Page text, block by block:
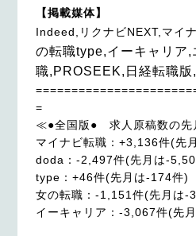
【掲載媒体】
Indeed,リクナビNEXT,マイ
の転職type,イーキャリア,
職,PROSEEK,日経
=
≪●全国版● 求人原稿数の先
マイナビ転職：+3,136件(先
doda：-2,497件(先月は-
type：+46件(先月は-174件)
女の転職：-1,151件(先月は-
イーキャリア：-3,067件(先